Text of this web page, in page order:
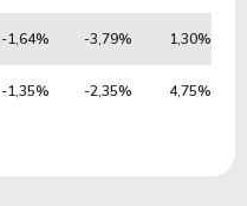
-1,64% -3,79% 1,30%
-1,35% -2,35% 4,75%